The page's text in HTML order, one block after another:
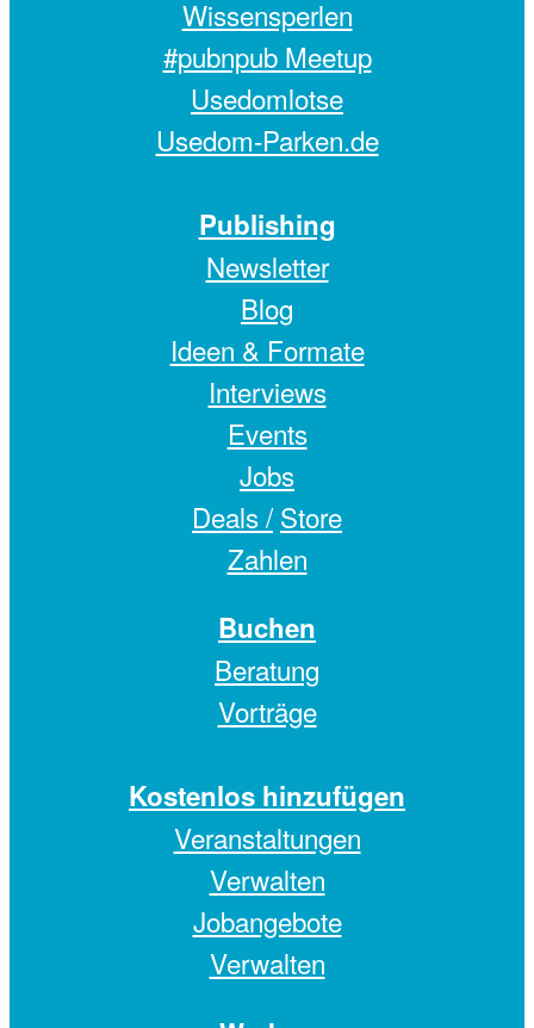
Wissensperlen
#pubnpub Meetup
Usedomlotse
Usedom-Parken.de
Publishing
Newsletter
Blog
Ideen & Formate
Interviews
Events
Jobs
Deals / Store
Zahlen
Buchen
Beratung
Vorträge
Kostenlos hinzufügen
Veranstaltungen
Verwalten
Jobangebote
Verwalten